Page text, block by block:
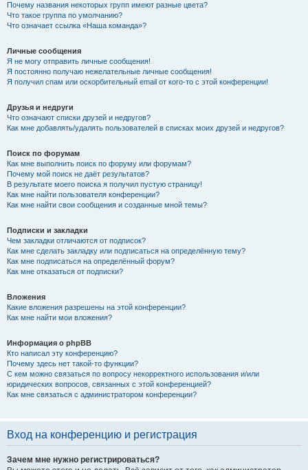
Почему названия некоторых групп имеют разные цвета?
Что такое группа по умолчанию?
Что означает ссылка «Наша команда»?
Личные сообщения
Я не могу отправить личные сообщения!
Я постоянно получаю нежелательные личные сообщения!
Я получил спам или оскорбительный email от кого-то с этой конференции!
Друзья и недруги
Что означают списки друзей и недругов?
Как мне добавлять/удалять пользователей в списках моих друзей и недругов?
Поиск по форумам
Как мне выполнить поиск по форуму или форумам?
Почему мой поиск не даёт результатов?
В результате моего поиска я получил пустую страницу!
Как мне найти пользователя конференции?
Как мне найти свои сообщения и созданные мной темы?
Подписки и закладки
Чем закладки отличаются от подписок?
Как мне сделать закладку или подписаться на определённую тему?
Как мне подписаться на определённый форум?
Как мне отказаться от подписки?
Вложения
Какие вложения разрешены на этой конференции?
Как мне найти мои вложения?
Информация о phpBB
Кто написал эту конференцию?
Почему здесь нет такой-то функции?
С кем можно связаться по вопросу некорректного использования и/или
юридических вопросов, связанных с этой конференцией?
Как мне связаться с администратором конференции?
Вход на конференцию и регистрация
Зачем мне нужно регистрироваться?